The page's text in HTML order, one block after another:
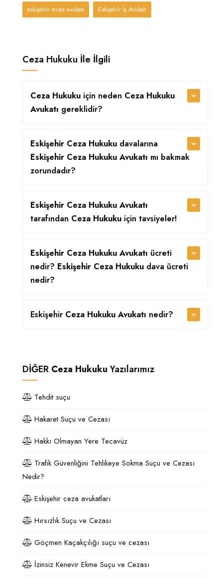
eskişehir miras avukatı Eskişehir İş Avukatı
Ceza Hukuku İle İlgili
Ceza Hukuku için neden Ceza Hukuku
Avukatı gereklidir?
Eskişehir Ceza Hukuku davalarına
Eskişehir Ceza Hukuku Avukatı mı bakmak
zorundadır?
Eskişehir Ceza Hukuku Avukatı
tarafından Ceza Hukuku için tavsiyeler!
Eskişehir Ceza Hukuku Avukatı ücreti
nedir? Eskişehir Ceza Hukuku dava ücreti
nedir?
Eskişehir Ceza Hukuku Avukatı nedir?
DİĞER Ceza HukukuYazılarımız
Tehdit suçu
Hakaret Suçu ve Cezası
Hakkı Olmayan Yere Tecavüz
Trafik Güvenliğini Tehlikeye Sokma Suçu ve Cezası
Nedir?
Eskişehir ceza avukatları
Hırsızlık Suçu ve Cezası
Göçmen Kaçakçılığı suçu ve cezası
İzinsiz Kenevir Ekme Suçu ve Cezası